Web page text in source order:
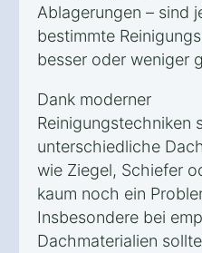
Ablagerungen – sind
bestimmte
besser oder weniger
Dank moderner
Reinigungstechniken
unterschiedliche
wie Ziegel, Schiefer
kaum noch ein
Insbesondere bei
Dachmaterialien